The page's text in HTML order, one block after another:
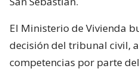
El Ministerio de Vivienda
decisión del tribunal civil,
competencias por parte